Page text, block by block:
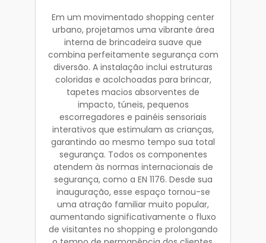
Em um movimentado shopping center
urbano, projetamos uma vibrante área
interna de brincadeira suave que
combina perfeitamente segurança com
diversão. A instalação inclui estruturas
coloridas e acolchoadas para brincar,
tapetes macios absorventes de
impacto, túneis, pequenos
escorregadores e painéis sensoriais
interativos que estimulam as crianças,
garantindo ao mesmo tempo sua total
segurança. Todos os componentes
atendem às normas internacionais de
segurança, como a EN 1176. Desde sua
inauguração, esse espaço tornou-se
uma atração familiar muito popular,
aumentando significativamente o fluxo
de visitantes no shopping e prolongando